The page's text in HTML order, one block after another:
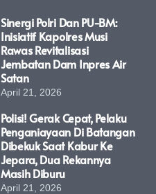
Sinergi Polri Dan PU-BM:
Inisiatif Kapolres Musi
Rawas Revitalisasi
Jembatan Dam Inpres Air
Satan
April 21, 2026
Polisi! Gerak Cepat, Pelaku
Penganiayaan Di Batangan
Dibekuk Saat Kabur Ke
Jepara, Dua Rekannya
Masih Diburu
April 21, 2026